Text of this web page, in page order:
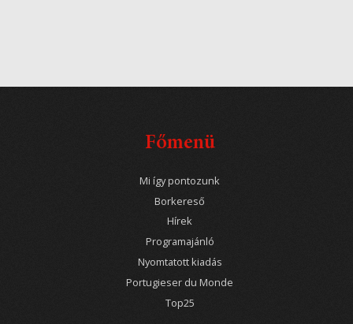
Főmenü
Mi így pontozunk
Borkereső
Hírek
Programajánló
Nyomtatott kiadás
Portugieser du Monde
Top25